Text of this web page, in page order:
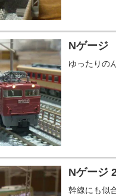
Nゲージ
ゆったりの
Nゲージ
幹線にも似